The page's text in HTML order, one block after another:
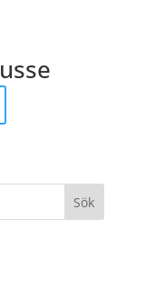
på
produktsidan
varianter.
produktsidan
här
flera
De